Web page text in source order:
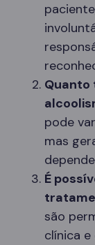
Quanto
pode
mas
É
são
clínica